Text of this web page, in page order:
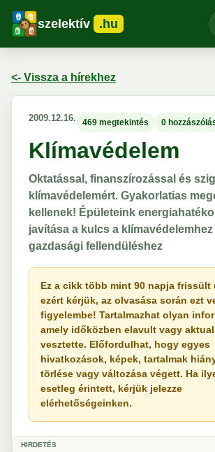
szelektív .hu
<- Vissza a hírekhez
2009.12.16. 469 megtekintés 0
Klímavédelem
Oktatással, finanszírozással és
klímavédelemért. Gyakorlatias
kellenek! Épületeink
javítása a kulcs a klímavédelemhez
gazdasági fellendüléshez
Ez a cikk több mint 90 napja frissült
ezért kérjük, az olvasása során ezt
figyelembe! Tartalmazhat olyan
amely időközben elavult vagy
vesztette. Előfordulhat, hogy egyes
hivatkozások, képek, tartalmak
törlése vagy változása végett. Ha
esetleg érintett, kérjük jelezze
elérhetőségeinken.
HIRDETÉS